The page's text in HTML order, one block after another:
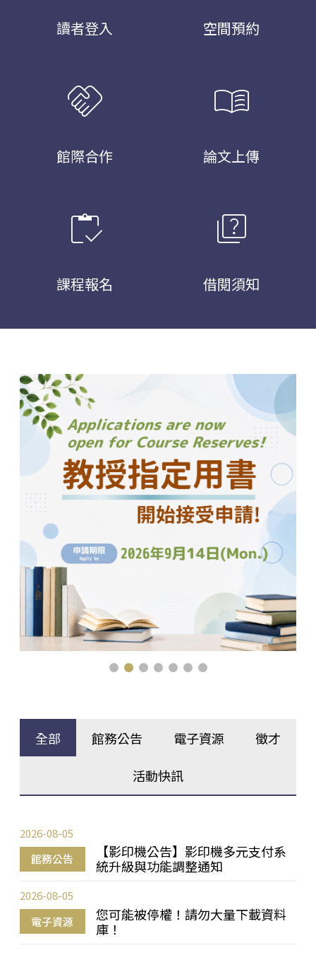
讀者登入 空間預約
handshake
館際合作
menu_book
論文上傳
inventory
課程報名
quiz
借閱須知
全部 館務公告 電子資源 徵才
活動快訊
館務公告
【影印機公告】影印機多元支付系
統升級與功能調整通知
2026-08-05
電子資源
您可能被停權！請勿大量下載資料
庫！
2026-08-05